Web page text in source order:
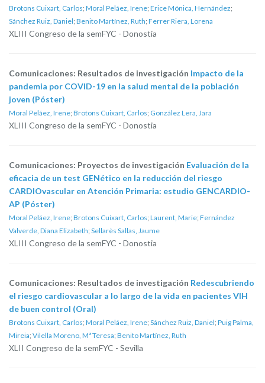
Brotons Cuixart, Carlos; Moral Peláez, Irene; Erice Mónica, Hernández;
Sánchez Ruiz, Daniel; Benito Martínez, Ruth; Ferrer Riera, Lorena
XLIII Congreso de la semFYC - Donostia
Comunicaciones: Resultados de investigación Impacto de la
pandemia por COVID-19 en la salud mental de la población
joven (Póster)
Moral Peláez, Irene; Brotons Cuixart, Carlos; González Lera, Jara
XLIII Congreso de la semFYC - Donostia
Comunicaciones: Proyectos de investigación Evaluación de la
eficacia de un test GENético en la reducción del riesgo
CARDIOvascular en Atención Primaria: estudio GENCARDIO-
AP (Póster)
Moral Peláez, Irene; Brotons Cuixart, Carlos; Laurent, Marie; Fernández
Valverde, Diana Elizabeth; Sellarès Sallas, Jaume
XLIII Congreso de la semFYC - Donostia
Comunicaciones: Resultados de investigación Redescubriendo
el riesgo cardiovascular a lo largo de la vida en pacientes VIH
de buen control (Oral)
Brotons Cuixart, Carlos; Moral Peláez, Irene; Sánchez Ruiz, Daniel; Puig Palma,
Mireia; Vilella Moreno, Mª Teresa; Benito Martínez, Ruth
XLII Congreso de la semFYC - Sevilla